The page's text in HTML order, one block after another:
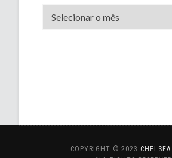
COPYRIGHT © 2023